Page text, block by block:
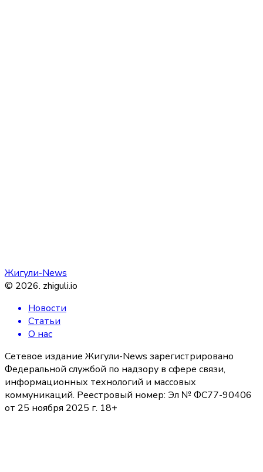
Жигули-News
© 2026. zhiguli.io
Новости
Статьи
О нас
Сетевое издание Жигули-News зарегистрировано
Федеральной службой по надзору в сфере связи,
информационных технологий и массовых
коммуникаций. Реестровый номер: Эл № ФС77-90406
от 25 ноября 2025 г. 18+